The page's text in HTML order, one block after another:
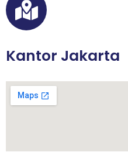
Kantor Jakarta